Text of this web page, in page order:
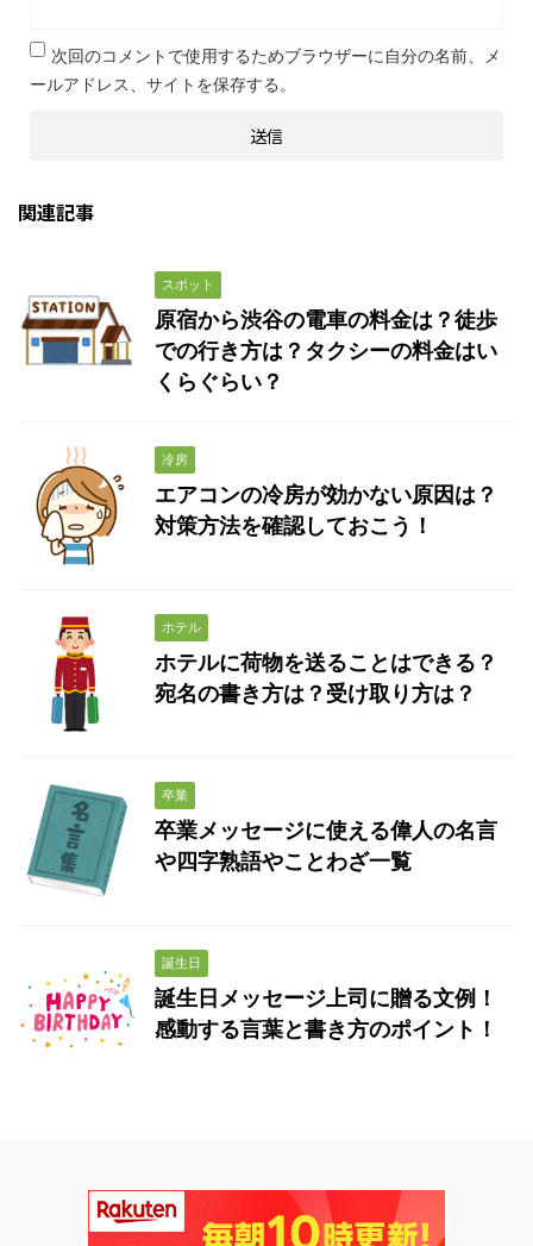
次回のコメントで使用するためブラウザーに自分の名前、メ
ールアドレス、サイトを保存する。
関連記事
スポット
原宿から渋谷の電車の料金は？徒歩
での行き方は？タクシーの料金はい
くらぐらい？
冷房
エアコンの冷房が効かない原因は？
対策方法を確認しておこう！
ホテル
ホテルに荷物を送ることはできる？
宛名の書き方は？受け取り方は？
卒業
卒業メッセージに使える偉人の名言
や四字熟語やことわざ一覧
誕生日
誕生日メッセージ上司に贈る文例！
感動する言葉と書き方のポイント！